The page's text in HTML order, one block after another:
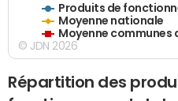
Produits de
Moyenne nationale
Moyenne
© JDN 2026
Répartition des